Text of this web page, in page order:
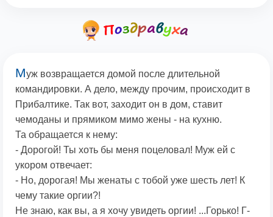
Муж возвращается домой после длительной
командировки. А дело, между прочим, происходит в
Прибалтике. Так вот, заходит он в дом, ставит
чемоданы и прямиком мимо жены - на кухню.
Та обращается к нему:
- Дорогой! Ты хоть бы меня поцеловал! Муж ей с
укором отвечает:
- Но, дорогая! Мы женаты с тобой уже шесть лет! К
чему такие оргии?!
Не знаю, как вы, а я хочу увидеть оргии! ...Горько! Г-